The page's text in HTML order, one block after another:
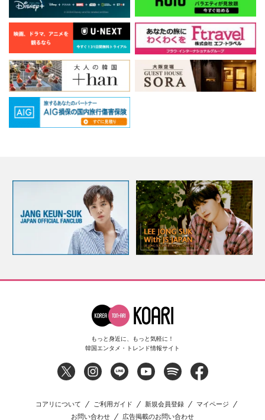
もっと身近に、もっと気軽に！
韓国エンタメ・トレンド情報サイト
コアリについて ご利用ガイド 新規会員登録
マイページ
お問い合わせ
広告掲載のお問い合わせ